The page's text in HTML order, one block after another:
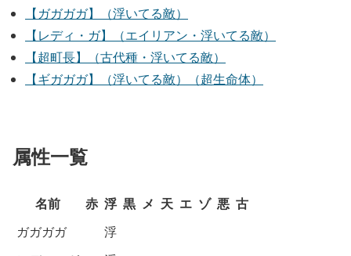
【ガガガガ】（浮いてる敵）
【レディ・ガ】（エイリアン・浮いてる敵）
【超町長】（古代種・浮いてる敵）
【ギガガガ】（浮いてる敵）（超生命体）
属性一覧
名前 赤 浮 黒 メ 天 エ ゾ 悪 古
ガガガガ
浮